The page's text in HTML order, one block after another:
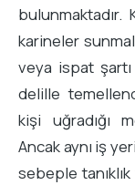
bulunmaktadır.
karineler
veya ispat
delille
kişi uğradığı
Ancak aynı iş
sebeple